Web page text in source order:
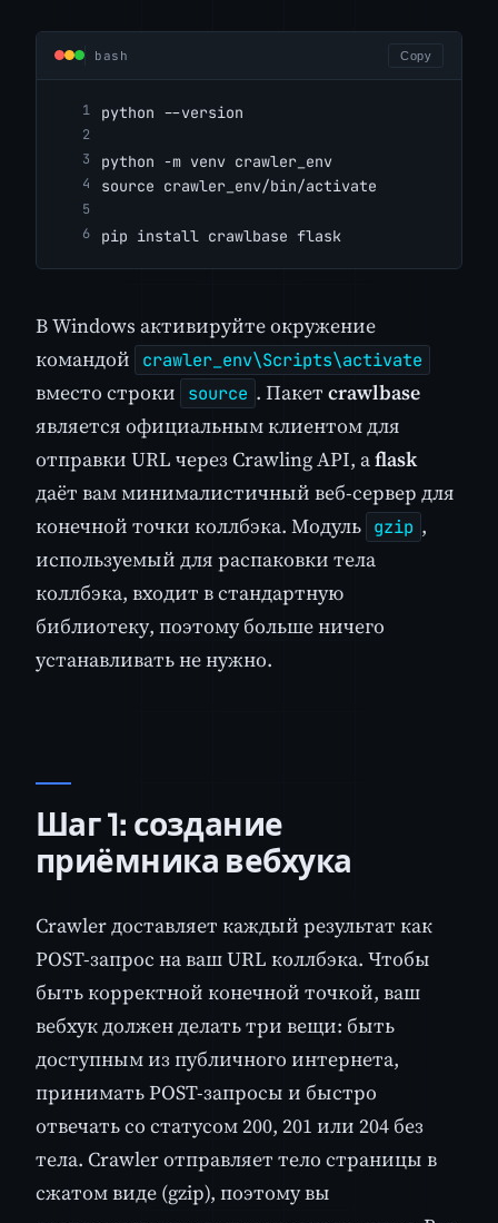
bash Copy
python --version
python -m venv crawler_env
source crawler_env/bin/activate
pip install crawlbase flask
В Windows активируйте окружение
командой
crawler_env\Scripts\activate
вместо строки source . Пакет crawlbase
является официальным клиентом для
отправки URL через Crawling API, аflask
даёт вам минималистичный веб-сервер для
конечной точки коллбэка. Модуль gzip ,
используемый для распаковки тела
коллбэка, входит в стандартную
библиотеку, поэтому больше ничего
устанавливать не нужно.
Шаг 1: создание
приёмника вебхука
Crawler доставляет каждый результат как
POST-запрос на ваш URL коллбэка. Чтобы
быть корректной конечной точкой, ваш
вебхук должен делать три вещи: быть
доступным из публичного интернета,
принимать POST-запросы и быстро
отвечать со статусом 200, 201 или 204 без
тела. Crawler отправляет тело страницы в
сжатом виде (gzip), поэтому вы